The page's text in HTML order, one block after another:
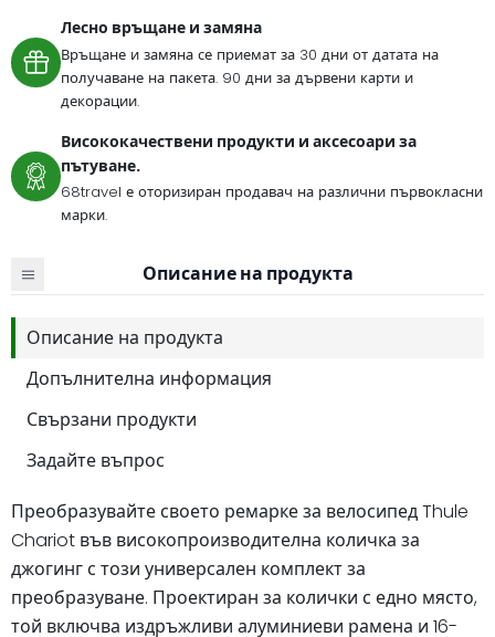
Лесно връщане и замяна
Връщане и замяна се приемат за 30 дни от датата на
получаване на пакета. 90 дни за дървени карти и
декорации.
Висококачествени продукти и аксесоари за
пътуване.
68travel е оторизиран продавач на различни първокласни
марки.
Описание на продукта
Описание на продукта
Допълнителна информация
Свързани продукти
Задайте въпрос
Преобразувайте своето ремарке за велосипед Thule
Chariot във високопроизводителна количка за
джогинг с този универсален комплект за
преобразуване. Проектиран за колички с едно място,
той включва издръжливи алуминиеви рамена и 16-